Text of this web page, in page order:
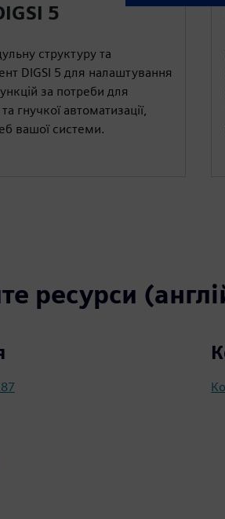
5
структуру та
DIGSI 5 для налаштування
за потреби для
гнучкої автоматизації,
вашої системи.
ресурси